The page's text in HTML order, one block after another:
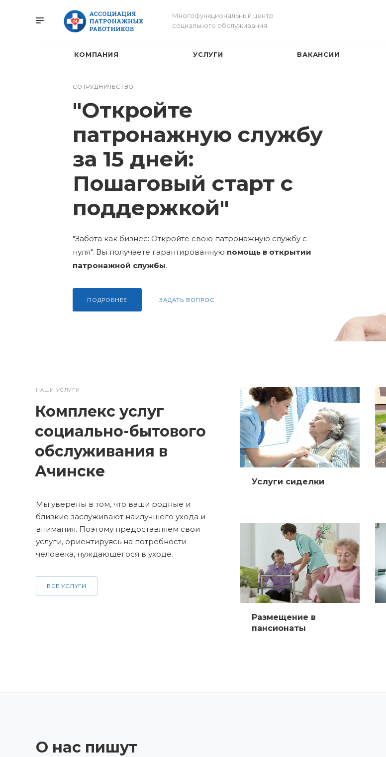
Многофункциональный центр
социального обслуживания
КОМПАНИЯ УСЛУГИ ВАКАНСИИ
СОТРУДНИЧЕСТВО
"Откройте
патронажную службу
за 15 дней:
Пошаговый старт с
поддержкой"
"Забота как бизнес: Откройте свою патронажную службу c
нуля". Вы получаете гарантированную помощь в открытии
патронажной службы.
ПОДРОБНЕЕ ЗАДАТЬ ВОПРОС
НАШИ УСЛУГИ
Комплекс услуг
социально-бытового
обслуживания в
Ачинске
Мы уверены в том, что ваши родные и
близкие заслуживают наилучшего ухода и
внимания. Поэтому предоставляем свои
услуги, ориентируясь на потребности
человека, нуждающегося в уходе.
ВСЕ УСЛУГИ
Услуги сиделки
Размещение в
пансионаты
О нас пишут